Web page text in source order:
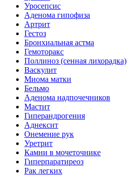
Уросепсис
Аденома гипофиза
Артрит
Гестоз
Бронхиальная астма
Гемоторакс
Поллиноз (сенная лихорадка)
Васкулит
Миома матки
Бельмо
Аденома надпочечников
Мастит
Гиперандрогения
Аднексит
Онемение рук
Уретрит
Камни в мочеточнике
Гиперпаратиреоз
Рак легких